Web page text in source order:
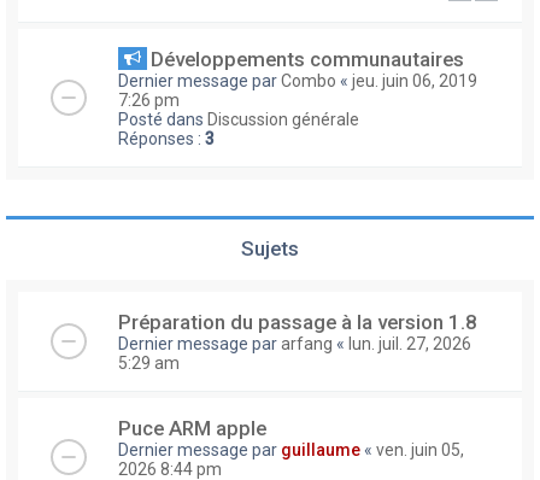
Développements communautaires
Dernier message parCombo « jeu. juin 06, 2019
7:26 pm
Posté dans Discussion générale
Réponses : 3
Sujets
Préparation du passage à la version 1.8
Dernier message pararfang « lun. juil. 27, 2026
5:29 am
Puce ARM apple
Dernier message par guillaume « ven. juin 05,
2026 8:44 pm